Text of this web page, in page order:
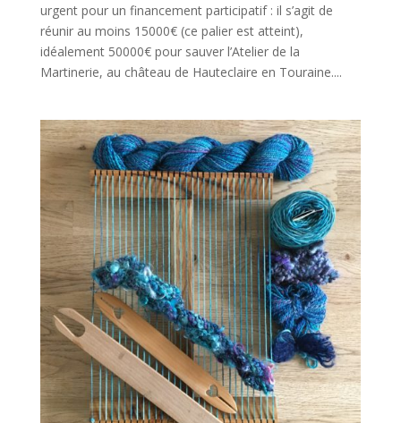
urgent pour un financement participatif : il s’agit de
réunir au moins 15000€ (ce palier est atteint),
idéalement 50000€ pour sauver l’Atelier de la
Martinerie, au château de Hauteclaire en Touraine....